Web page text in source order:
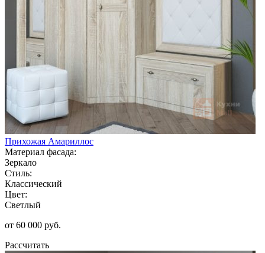
Прихожая Амариллос
Материал фасада:
Зеркало
Стиль:
Классический
Цвет:
Светлый
от 60 000 руб.
Рассчитать